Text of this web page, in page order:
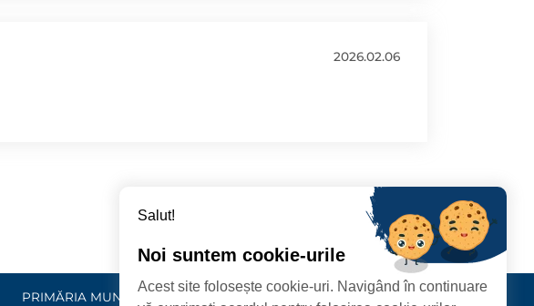
2026.02.06
PRIMĂRIA MUNICIPIULUI Contact
Salut!
Noi suntem cookie-urile
Acest site folosește cookie-uri. Navigând în continuare